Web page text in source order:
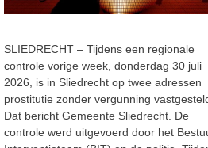
SLIEDRECHT – Tijdens een regionale
controle vorige week, donderdag 30 juli
2026, is in Sliedrecht op twee adressen
prostitutie zonder vergunning
Dat bericht Gemeente Sliedrecht. De
controle werd uitgevoerd door het